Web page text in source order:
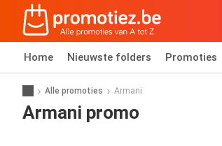
Home Nieuwste folders Promoties
Alle promoties Armani
Armani promo